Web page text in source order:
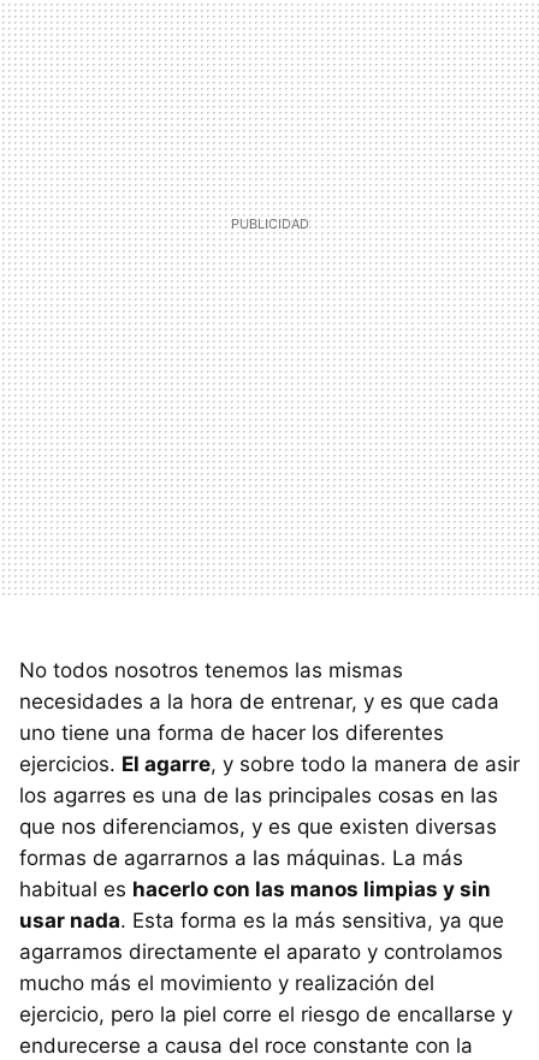
No todos nosotros tenemos las mismas
necesidades a la hora de entrenar, y es que cada
uno tiene una forma de hacer los diferentes
ejercicios. El agarre, y sobre todo la manera de asir
los agarres es una de las principales cosas en las
que nos diferenciamos, y es que existen diversas
formas de agarrarnos a las máquinas. La más
habitual es hacerlo con las manos limpias y sin
usar nada. Esta forma es la más sensitiva, ya que
agarramos directamente el aparato y controlamos
mucho más el movimiento y realización del
ejercicio, pero la piel corre el riesgo de encallarse y
endurecerse a causa del roce constante con la